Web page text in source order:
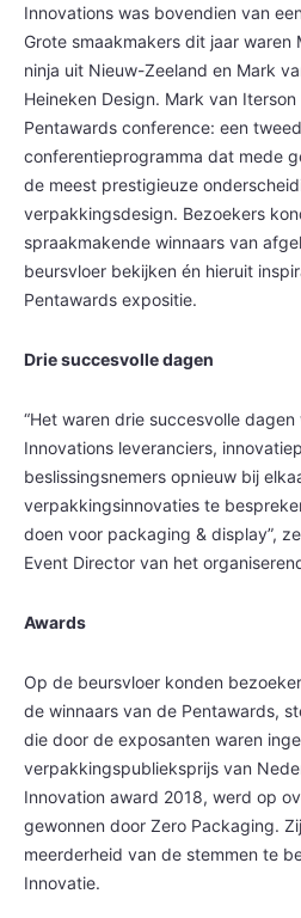
Innovations was bovendien van
Grote smaakmakers dit jaar
ninja uit Nieuw-Zeeland en Mark
Heineken Design. Mark van
Pentawards conference: een
conferentieprogramma dat mede
de meest prestigieuze
verpakkingsdesign. Bezoekers
spraakmakende winnaars van
beursvloer bekijken én hieruit
Pentawards expositie.
Drie succesvolle dagen
“Het waren drie succesvolle
Innovations leveranciers,
beslissingsnemers opnieuw bij
verpakkingsinnovaties te
doen voor packaging & display”,
Event Director van het
Awards
Op de beursvloer konden
de winnaars van de Pentawards,
die door de exposanten waren
verpakkingspublieksprijs van
Innovation award 2018, werd op
gewonnen door Zero Packaging.
meerderheid van de stemmen te
Innovatie.